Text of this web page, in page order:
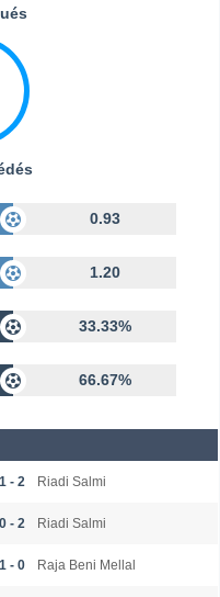
0.93
1.20
33.33%
66.67%
1 - 2 Riadi Salmi
0 - 2 Riadi Salmi
1 - 0 Raja Beni Mellal